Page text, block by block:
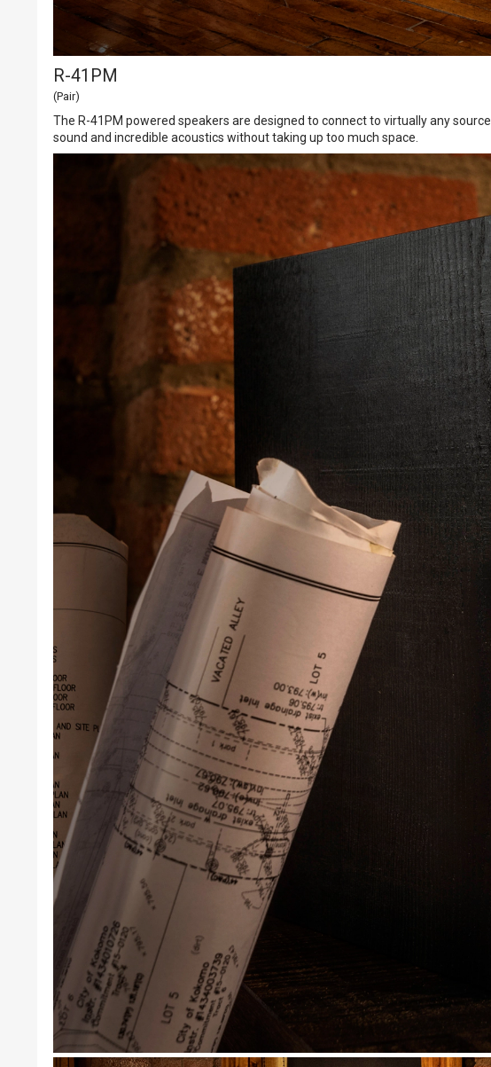
R-41PM
(Pair)
The R-41PM powered speakers are designed to connect to virtually any
sound and incredible acoustics without taking up too much space.